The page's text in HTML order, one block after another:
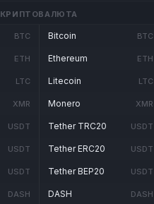
КРИПТОВАЛЮТА
BTC
ETH
LTC
XMR
USDT
USDT
USDT
DASH
Bitcoin BTC
Ethereum ETH
Litecoin LTC
Monero XMR
Tether TRC20 USDT
Tether ERC20 USDT
Tether BEP20 USDT
DASH DASH